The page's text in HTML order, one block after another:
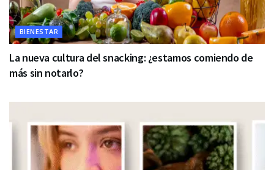
BIENESTAR
La nueva cultura del snacking: ¿estamos comiendo de
más sin notarlo?